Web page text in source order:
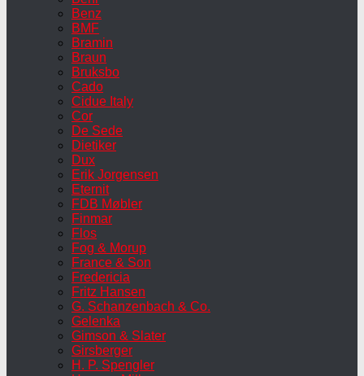
Benz
BMF
Bramin
Braun
Bruksbo
Cado
Cidue Italy
Cor
De Sede
Dietiker
Dux
Erik Jorgensen
Eternit
FDB Møbler
Finmar
Flos
Fog & Morup
France & Son
Fredericia
Fritz Hansen
G. Schanzenbach & Co.
Gelenka
Gimson & Slater
Girsberger
H. P. Spengler